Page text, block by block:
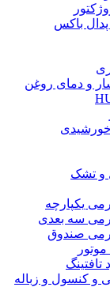
پدال باکس
و دمای روغن
و تشک
یکپارچه
سه بعدی
صندوق
تافتینگ
کنسول و زباله